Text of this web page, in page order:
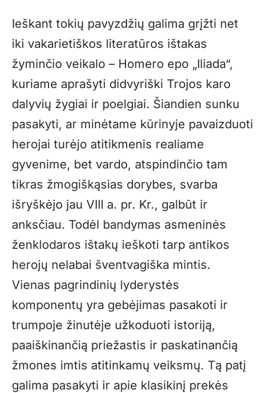
Ieškant tokių pavyzdžių galima grįžti net
iki vakarietiškos literatūros ištakas
žyminčio veikalo – Homero epo „Iliada“,
kuriame aprašyti didvyriški Trojos karo
dalyvių žygiai ir poelgiai. Šiandien sunku
pasakyti, ar minėtame kūrinyje pavaizduoti
herojai turėjo atitikmenis realiame
gyvenime, bet vardo, atspindinčio tam
tikras žmogiškąsias dorybes, svarba
išryškėjo jau VIII a. pr. Kr., galbūt ir
anksčiau. Todėl bandymas asmeninės
ženklodaros ištakų ieškoti tarp antikos
herojų nelabai šventvagiška mintis.
Vienas pagrindinių lyderystės
komponentų yra gebėjimas pasakoti ir
trumpoje žinutėje užkoduoti istoriją,
paaiškinančią priežastis ir paskatinančią
žmones imtis atitinkamų veiksmų. Tą patį
galima pasakyti ir apie klasikinį prekės